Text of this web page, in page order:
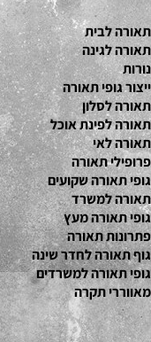
תאורה לבית
תאורה לגינה
נורות
ייצור גופי תאורה
תאורה לסלון
תאורה לפינת אוכל
תאורה לאי
פרופילי תאורה
גופי תאורה שקועים
תאורה למשרד
גופי תאורה מעץ
פתרונות תאורה
גוף תאורה לחדר שינה
גופי תאורה למשרדים
מאווררי תקרה